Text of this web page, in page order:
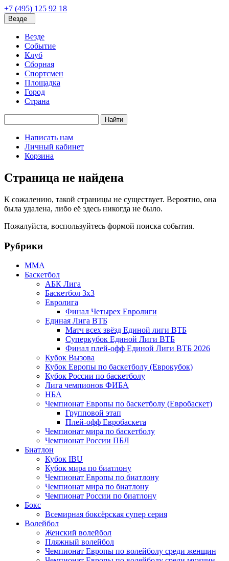
+7 (495) 125 92 18
Везде
Везде
Событие
Клуб
Сборная
Спортсмен
Площадка
Город
Страна
Найти
Написать нам
Личный кабинет
Корзина
Страница не найдена
К сожалению, такой страницы не существует. Вероятно, она
была удалена, либо её здесь никогда не было.
Пожалуйста, воспользуйтесь формой поиска события.
Рубрики
MMA
Баскетбол
АБК Лига
Баскетбол 3х3
Евролига
Финал Четырех Евролиги
Единая Лига ВТБ
Матч всех звёзд Единой лиги ВТБ
Суперкубок Единой Лиги ВТБ
Финал плей-офф Единой Лиги ВТБ 2026
Кубок Вызова
Кубок Европы по баскетболу (Еврокубок)
Кубок России по баскетболу
Лига чемпионов ФИБА
НБА
Чемпионат Европы по баскетболу (Евробаскет)
Групповой этап
Плей-офф Евробаскета
Чемпионат мира по баскетболу
Чемпионат России ПБЛ
Биатлон
Кубок IBU
Кубок мира по биатлону
Чемпионат Европы по биатлону
Чемпионат мира по биатлону
Чемпионат России по биатлону
Бокс
Всемирная боксёрская супер серия
Волейбол
Женский волейбол
Пляжный волейбол
Чемпионат Европы по волейболу среди женщин